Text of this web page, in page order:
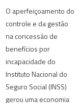
O aperfeiçoamento do
controle e da gestão
na concessão de
benefícios por
incapacidade do
Instituto Nacional do
Seguro Social (INSS)
gerou uma economia